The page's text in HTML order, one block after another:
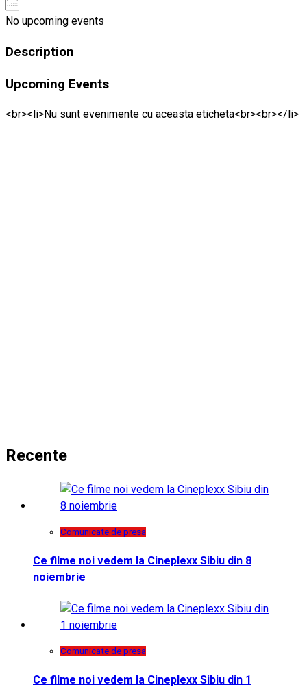
No upcoming events
Description
Upcoming Events
<br><li>Nu sunt evenimente cu aceasta eticheta<br><br></li>
Recente
Comunicate de presa
Ce filme noi vedem la Cineplexx Sibiu din 8
noiembrie
Comunicate de presa
Ce filme noi vedem la Cineplexx Sibiu din 1